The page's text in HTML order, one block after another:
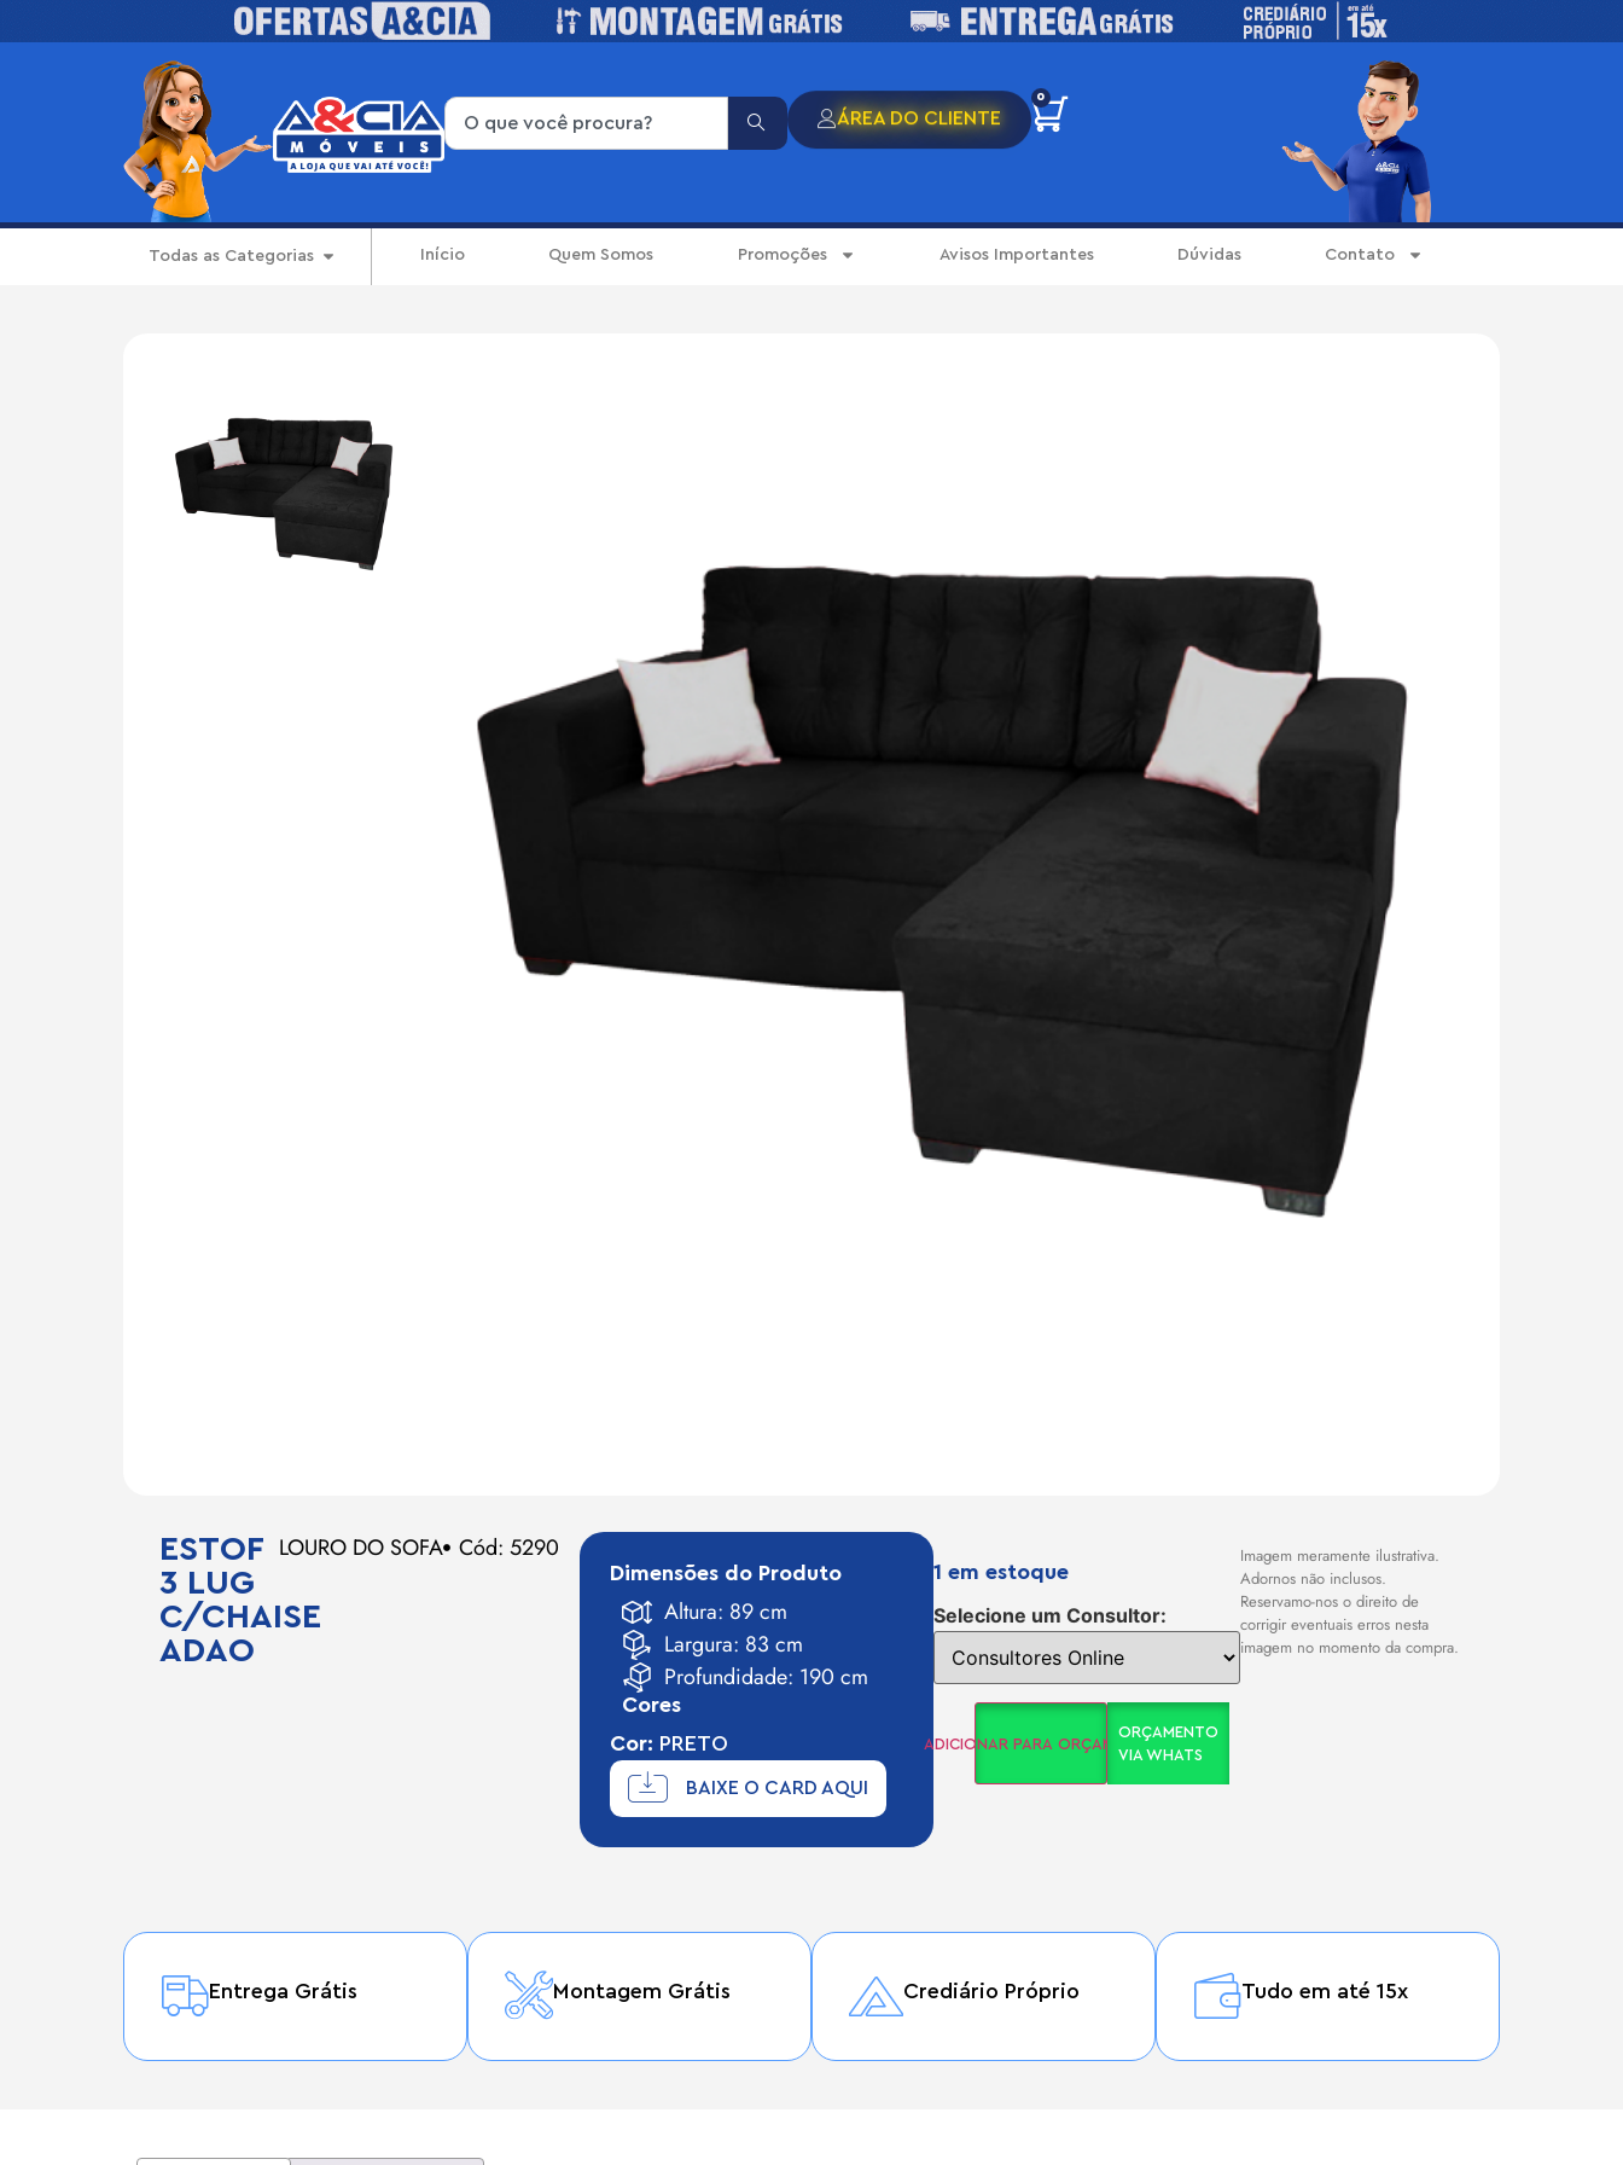
ÁREA DO CLIENTE
0
Todas as Categorias Início Quem Somos Promoções Avisos Importantes Dúvidas Contato
ESTOF
3 LUG
C/CHAISE
ADAO
LOURO DO SOFA Cód: 5290
Dimensões do Produto
Altura: 89 cm
Largura: 83 cm
Profundidade: 190 cm
Cores
Cor: PRETO
BAIXE O CARD AQUI
1 em estoque
Selecione um Consultor:
ADICIONAR PARA ORÇAMENTO
ORÇAMENTO
VIA WHATS
Imagem meramente ilustrativa.
Adornos não inclusos.
Reservamo-nos o direito de
corrigir eventuais erros nesta
imagem no momento da compra.
Entrega Grátis Montagem Grátis Crediário Próprio Tudo em até 15x